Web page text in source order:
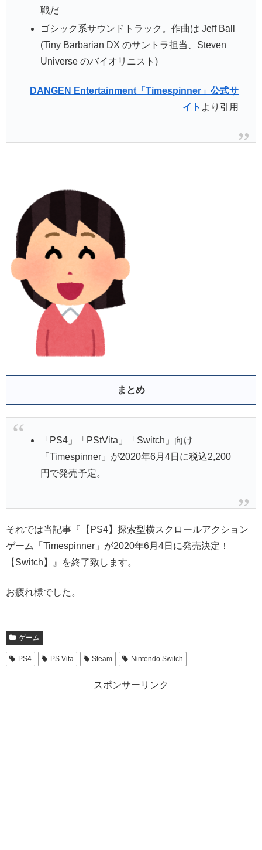
戦だ
ゴシック系サウンドトラック。作曲は Jeff Ball
(Tiny Barbarian DX のサントラ担当、Steven
Universe のバイオリニスト)
DANGEN Entertainment「Timespinner」公式サ
イト より引用
まとめ
「PS4」「PStVita」「Switch」向け
「Timespinner」が2020年6月4日に税込2,200
円で発売予定。
それでは当記事『【PS4】探索型横スクロールアクション
ゲーム「Timespinner」が2020年6月4日に発売決定！
【Switch】』を終了致します。
お疲れ様でした。
ゲーム
PS4 PS Vita Steam Nintendo Switch
スポンサーリンク